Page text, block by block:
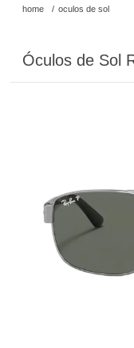
Óculos de
Óculos de
Grau
Consultar
Pedidos
Recompra
home / oculos de sol
Óculos de Sol